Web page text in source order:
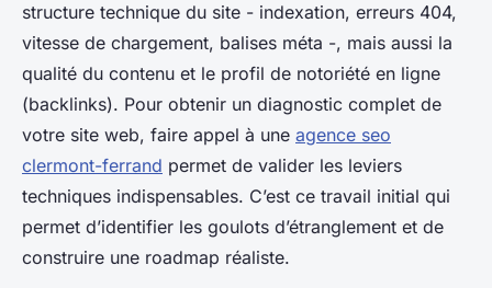
structure technique du site - indexation, erreurs 404,
vitesse de chargement, balises méta -, mais aussi la
qualité du contenu et le profil de notoriété en ligne
(backlinks). Pour obtenir un diagnostic complet de
votre site web, faire appel à une agence seo
clermont-ferrand permet de valider les leviers
techniques indispensables. C’est ce travail initial qui
permet d’identifier les goulots d’étranglement et de
construire une roadmap réaliste.